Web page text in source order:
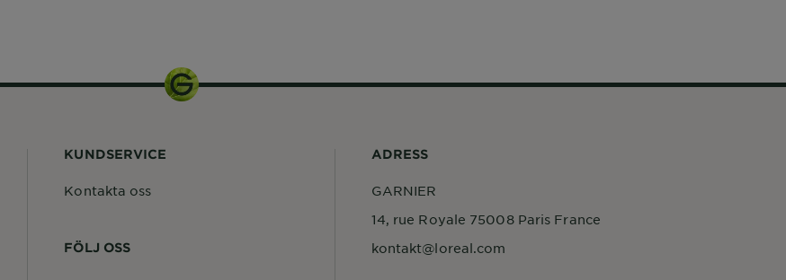
KUNDSERVICE
Kontakta oss
FÖLJ OSS
ADRESS
GARNIER
14, rue Royale 75008 Paris France
kontakt@loreal.com